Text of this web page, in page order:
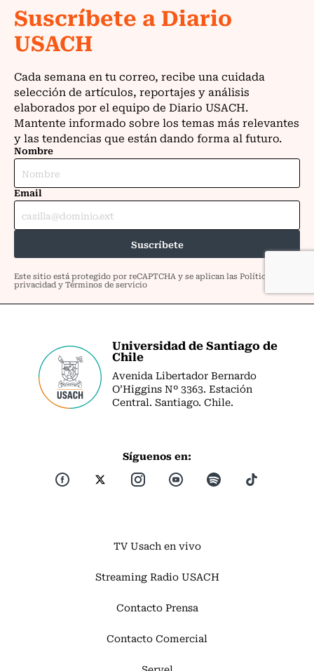
Universidad de Santiago de
Chile
Avenida Libertador Bernardo
O’Higgins Nº 3363. Estación
Central. Santiago. Chile.
Síguenos en:
TV Usach en vivo
Streaming Radio USACH
Contacto Prensa
Contacto Comercial